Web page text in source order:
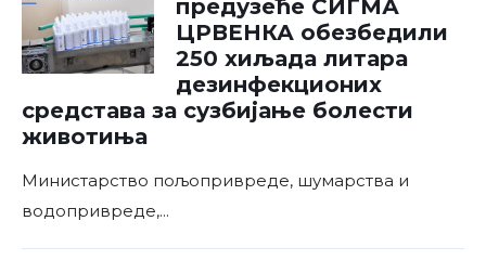
предузеће СИГМА
ЦРВЕНКА обезбедили
250 хиљада литара
дезинфекционих
средстава за сузбијање болести
животиња
Министарство пољопривреде, шумарства и
водопривреде,...